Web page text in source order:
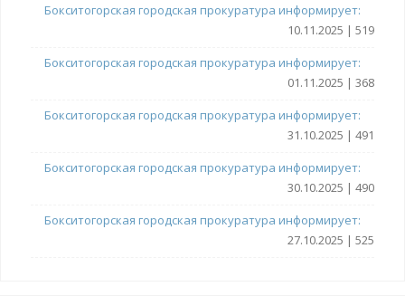
Бокситогорская городская прокуратура информирует:
10.11.2025 | 519
Бокситогорская городская прокуратура информирует:
01.11.2025 | 368
Бокситогорская городская прокуратура информирует:
31.10.2025 | 491
Бокситогорская городская прокуратура информирует:
30.10.2025 | 490
Бокситогорская городская прокуратура информирует:
27.10.2025 | 525